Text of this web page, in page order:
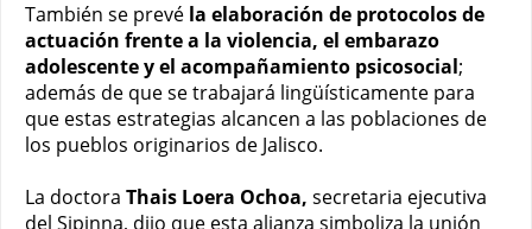
También se prevé la elaboración de protocolos de
actuación frente a la violencia, el embarazo
adolescente y el acompañamiento psicosocial;
además de que se trabajará lingüísticamente para
que estas estrategias alcancen a las poblaciones de
los pueblos originarios de Jalisco.
La doctora Thais Loera Ochoa, secretaria ejecutiva
del Sipinna, dijo que esta alianza simboliza la unión